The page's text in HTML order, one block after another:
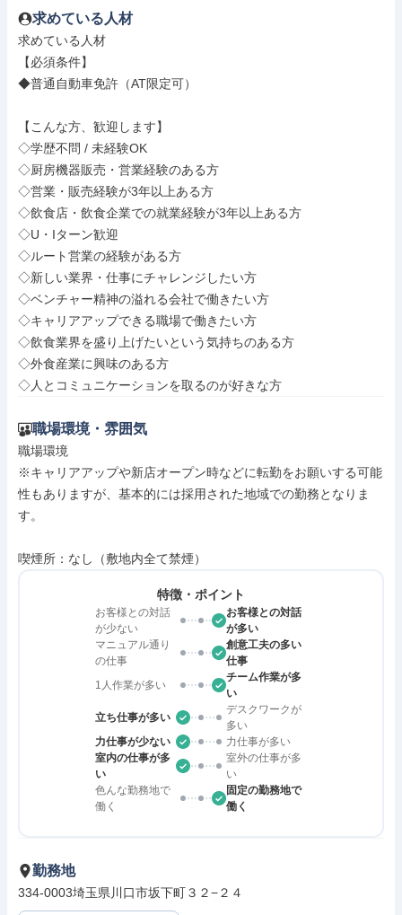
求めている人材
求めている人材
【必須条件】
◆普通自動車免許（AT限定可）
【こんな方、歓迎します】
◇学歴不問 / 未経験OK
◇厨房機器販売・営業経験のある方
◇営業・販売経験が3年以上ある方
◇飲食店・飲食企業での就業経験が3年以上ある方
◇U・Iターン歓迎
◇ルート営業の経験がある方
◇新しい業界・仕事にチャレンジしたい方
◇ベンチャー精神の溢れる会社で働きたい方
◇キャリアアップできる職場で働きたい方
◇飲食業界を盛り上げたいという気持ちのある方
◇外食産業に興味のある方
◇人とコミュニケーションを取るのが好きな方
職場環境・雰囲気
職場環境
※キャリアアップや新店オープン時などに転勤をお願いする可能
性もありますが、基本的には採用された地域での勤務となりま
す。
喫煙所：なし（敷地内全て禁煙）
特徴・ポイント
お客様との対話
が少ない
お客様との対話
が多い
マニュアル通り
の仕事
創意工夫の多い
仕事
1人作業が多い
チーム作業が多
い
立ち仕事が多い
デスクワークが
多い
力仕事が少ない
力仕事が多い
室内の仕事が多
い
室外の仕事が多
い
色んな勤務地で
働く
固定の勤務地で
働く
勤務地
334-0003埼玉県川口市坂下町３２−２４